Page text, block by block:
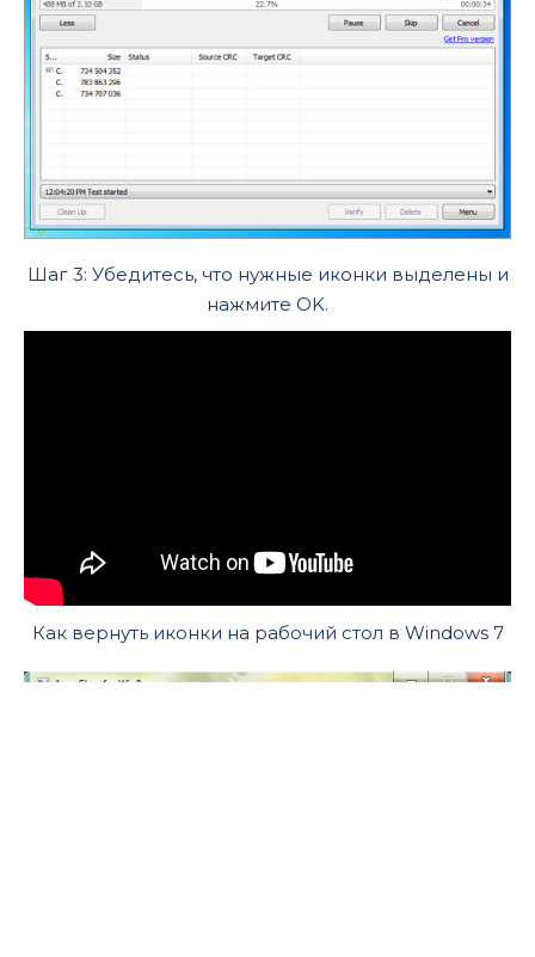
Шаг 3: Убедитесь, что нужные иконки выделены и
нажмите OK.
Как вернуть иконки на рабочий стол в Windows 7